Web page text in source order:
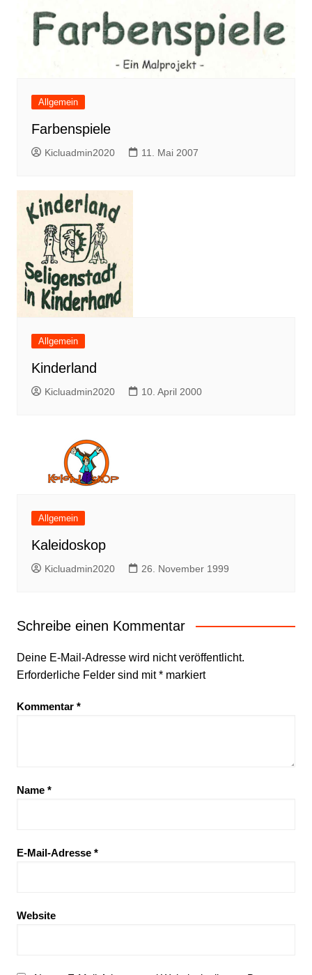
Allgemein
Farbenspiele
Kicluadmin2020 11. Mai 2007
Allgemein
Kinderland
Kicluadmin2020 10. April 2000
Allgemein
Kaleidoskop
Kicluadmin2020 26. November 1999
Schreibe einen Kommentar
Deine E-Mail-Adresse wird nicht veröffentlicht.
Erforderliche Felder sind mit*markiert
Kommentar *
Name *
E-Mail-Adresse *
Website